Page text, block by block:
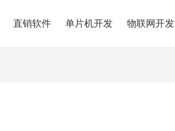
直销软件 单片机开发 物联网开发